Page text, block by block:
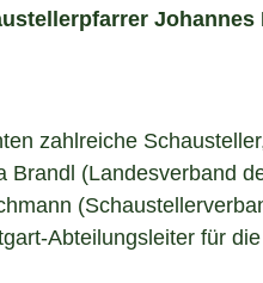
zahlreiche
Brandl (Landesverband
Abteilungsleiter für